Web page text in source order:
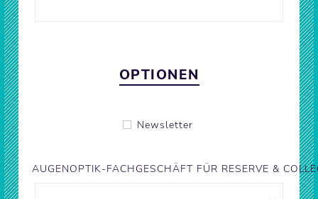
OPTIONEN
Newsletter
AUGENOPTIK-FACHGESCHÄFT FÜR RESERVE &